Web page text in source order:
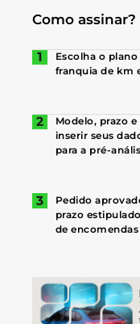
Como assinar?
Escolha o
franquia de km
Modelo, prazo
inserir seus
para a pré-
Pedido
prazo
de